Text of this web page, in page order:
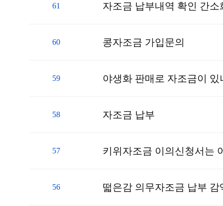
61 자조금 납부내역 확인 간소
60 콩자조금 가입문의
59 야생화 판매로 자조금이 있
58 자조금 납부
57
56 떫은감 의무자조금 납부 감